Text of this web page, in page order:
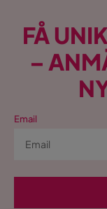
FÅ
–
Email